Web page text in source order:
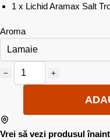
1 x Lichid Aramax Salt
Aroma
− +
Vrei să vezi produsul